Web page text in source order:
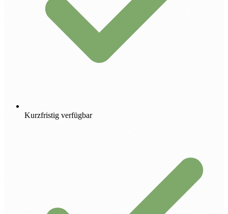
Kurzfristig verfügbar